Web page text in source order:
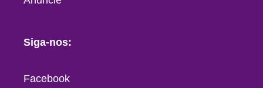
Siga-nos:
Facebook